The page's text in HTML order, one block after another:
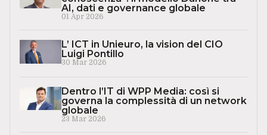
AI, dati e governance globale
01 Apr 2026
L’ ICT in Unieuro, la vision del CIO
Luigi Pontillo
30 Mar 2026
Dentro l’IT di WPP Media: così si
governa la complessità di un network
globale
23 Mar 2026